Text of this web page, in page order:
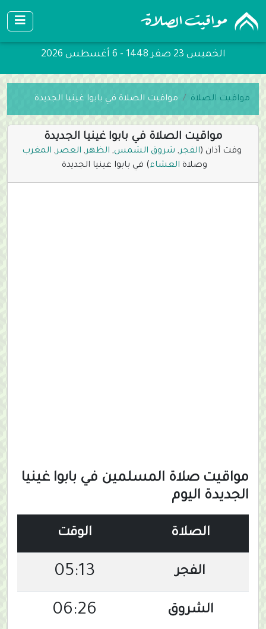
الخميس 23 صفر 1448 - 6 أغسطس 2026
مواقيت الصلاة مواقيت الصلاة في بابوا غينيا الجديدة
مواقيت الصلاة في بابوا غينيا الجديدة
وقت أذان (الفجر, شروق الشمس, الظهر, العصر, المغرب
وصلاة العشاء) في بابوا غينيا الجديدة
مواقيت صلاة المسلمين في بابوا غينيا
الجديدة اليوم
الصلاة الوقت
الفجر 05:13
الشروق 06:26